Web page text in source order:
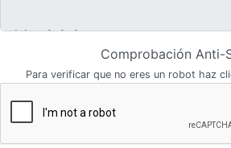
Comprobación Anti-
Para verificar que no eres un robot haz